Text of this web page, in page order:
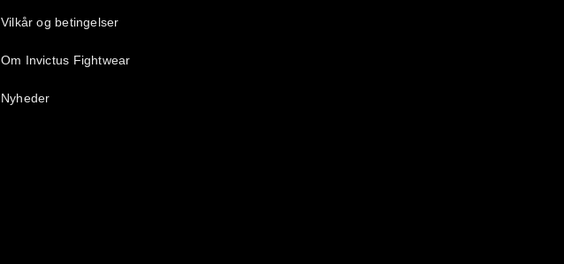
Vilkår og betingelser
Om Invictus Fightwear
Nyheder